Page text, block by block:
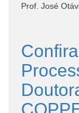
Prof. José